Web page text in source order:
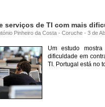
serviços de TI com mais
Pinheiro da Costa - Coruche - 3 de
Um estudo
dificuldade em
TI. Portugal está no